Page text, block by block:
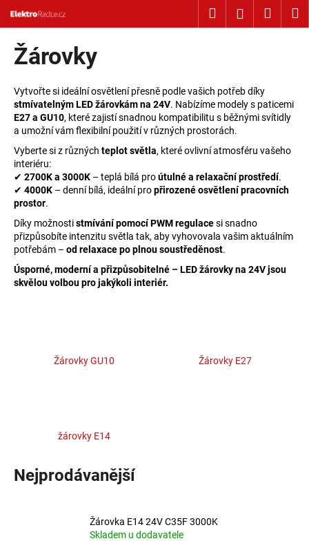
Hledat Přihlášení
Žárovky
Vytvořte si ideální osvětlení přesně podle vašich potřeb díky
stmívatelným LED žárovkám na 24V. Nabízíme modely s paticemi
E27 a GU10, které zajistí snadnou kompatibilitu s běžnými svítidly
a umožní vám flexibilní použití v různých prostorách.
Vyberte si z různých teplot světla, které ovlivní atmosféru vašeho
interiéru:
✔ 2700K a 3000K – teplá bílá proútulné a relaxační prostředí.
✔ 4000K – denní bílá, ideální propřirozené osvětlení pracovních
prostor.
Díky možnostistmívání pomocí PWM regulacesi snadno
přizpůsobíte intenzitu světla tak, aby vyhovovala vašim aktuálním
potřebám – od relaxace po plnou soustředěnost.
Úsporné, moderní a přizpůsobitelné – LED žárovky na 24V jsou
skvělou volbou pro jakýkoli interiér.
Žárovky GU10 Žárovky E27
žárovky E14
Nejprodávanější
Žárovka E14 24V C35F 3000K
Skladem u dodavatele
Košík
o
p
o
t
ř
e
b
u
j
e
t
e
HLEDAT